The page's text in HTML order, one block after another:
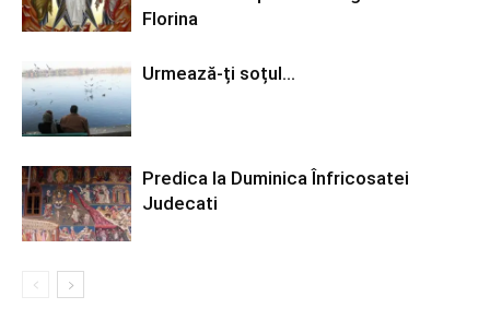
Florina
Urmează-ți soțul…
Predica la Duminica Înfricosatei
Judecati